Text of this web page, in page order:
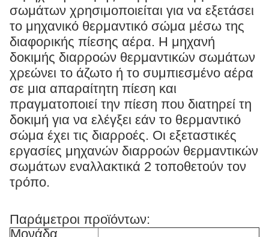
σωμάτων χρησιμοποιείται για να εξετάσει
το μηχανικό θερμαντικό σώμα μέσω της
διαφορικής πίεσης αέρα. Η μηχανή
δοκιμής διαρροών θερμαντικών σωμάτων
χρεώνει το άζωτο ή το συμπιεσμένο αέρα
σε μια απαραίτητη πίεση και
πραγματοποιεί την πίεση που διατηρεί τη
δοκιμή για να ελέγξει εάν το θερμαντικό
σώμα έχει τις διαρροές. Οι εξεταστικές
εργασίες μηχανών διαρροών θερμαντικών
σωμάτων εναλλακτικά 2 τοποθετούν τον
τρόπο.
Παράμετροι προϊόντων:
Μονάδα